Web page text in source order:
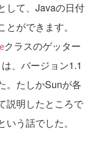
して、Javaの日付
ができます。
クラスのゲッター
、バージョン1.1
。たしかSunが各
説明したところで
う話でした。